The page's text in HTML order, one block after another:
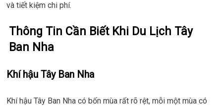
và tiết kiệm chi phí.
Thông Tin Cần Biết Khi Du Lịch Tây
Ban Nha
Khí hậu Tây Ban Nha
Khí hậu Tây Ban Nha có bốn mùa rất rõ rệt, mỗi một mùa có